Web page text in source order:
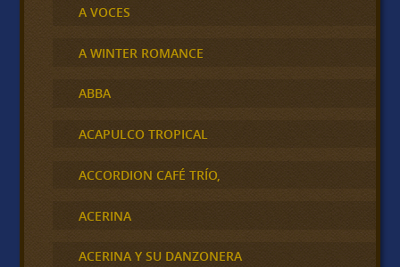
A VOCES
A WINTER ROMANCE
ABBA
ACAPULCO TROPICAL
ACCORDION CAFÉ TRÍO,
ACERINA
ACERINA Y SU DANZONERA